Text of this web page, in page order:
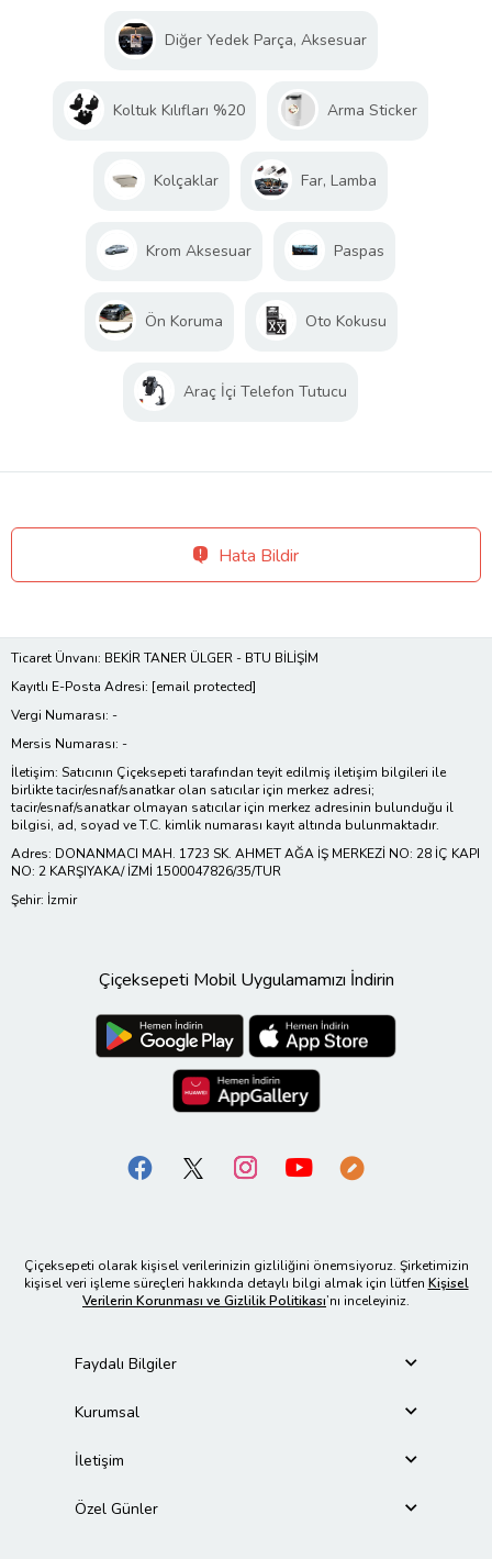
Diğer Yedek Parça, Aksesuar
Koltuk Kılıfları %20 Arma Sticker
Kolçaklar Far, Lamba
Krom Aksesuar Paspas
Ön Koruma Oto Kokusu
Araç İçi Telefon Tutucu
Hata Bildir
Ticaret Ünvanı: BEKİR TANER ÜLGER - BTU BİLİŞİM
Kayıtlı E-Posta Adresi: [email protected]
Vergi Numarası: -
Mersis Numarası: -
İletişim: Satıcının Çiçeksepeti tarafından teyit edilmiş iletişim bilgileri ile
birlikte tacir/esnaf/sanatkar olan satıcılar için merkez adresi;
tacir/esnaf/sanatkar olmayan satıcılar için merkez adresinin bulunduğu il
bilgisi, ad, soyad ve T.C. kimlik numarası kayıt altında bulunmaktadır.
Adres: DONANMACI MAH. 1723 SK. AHMET AĞA İŞ MERKEZİ NO: 28 İÇ KAPI
NO: 2 KARŞIYAKA/ İZMİ 1500047826/35/TUR
Şehir: İzmir
Çiçeksepeti Mobil Uygulamamızı İndirin
Çiçeksepeti olarak kişisel verilerinizin gizliliğini önemsiyoruz. Şirketimizin
kişisel veri işleme süreçleri hakkında detaylı bilgi almak için lütfen Kişisel
Verilerin Korunması ve Gizlilik Politikası’nı inceleyiniz.
Faydalı Bilgiler
Kurumsal
İletişim
Özel Günler